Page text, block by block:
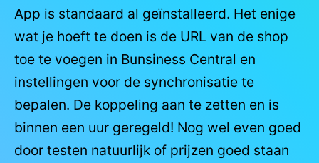
App is standaard al geïnstalleerd. Het enige
wat je hoeft te doen is de URL van de shop
toe te voegen in Bunsiness Central en
instellingen voor de synchronisatie te
bepalen. De koppeling aan te zetten en is
binnen een uur geregeld! Nog wel even goed
door testen natuurlijk of prijzen goed staan